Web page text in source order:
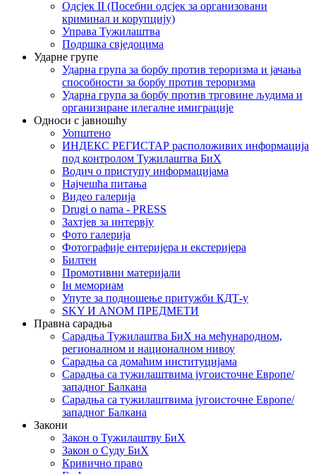
Одсјек II (Посебни одсјек за организовани
криминал и корупцију)
Управа Тужилаштва
Подршка свједоцима
Ударне групе
Ударна група за борбу против тероризма и јачања
способности за борбу против тероризма
Ударна група за борбу против трговине људима и
организиране илегалне имиграције
Односи с јавношћу
Уопштено
ИНДЕКС РЕГИСТАР расположивих информација
под контролом Тужилаштва БиХ
Водич о приступу информацијама
Најчешћа питања
Видео галерија
Drugi o nama - PRESS
Захтјев за интервју
Фото галерија
Фотографије ентеријера и екстеријера
Билтен
Промотивни материјали
Iн мемориам
Упуте за подношење притужби КДТ-у
SKY И ANOM ПРЕДМЕТИ
Правна сарадња
Сарадња Тужилаштва БиХ на међународном,
регионалном и националном нивоу
Сарадња са домаћим институцијама
Сарадња са тужилаштвима југоисточне Европе/
западног Балкана
Сарадња са тужилаштвима југоисточне Европе/
западног Балкана
Закони
Закон о Тужилаштву БиХ
Закон о Суду БиХ
Кривично право